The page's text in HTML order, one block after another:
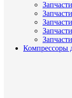
Компрессоры